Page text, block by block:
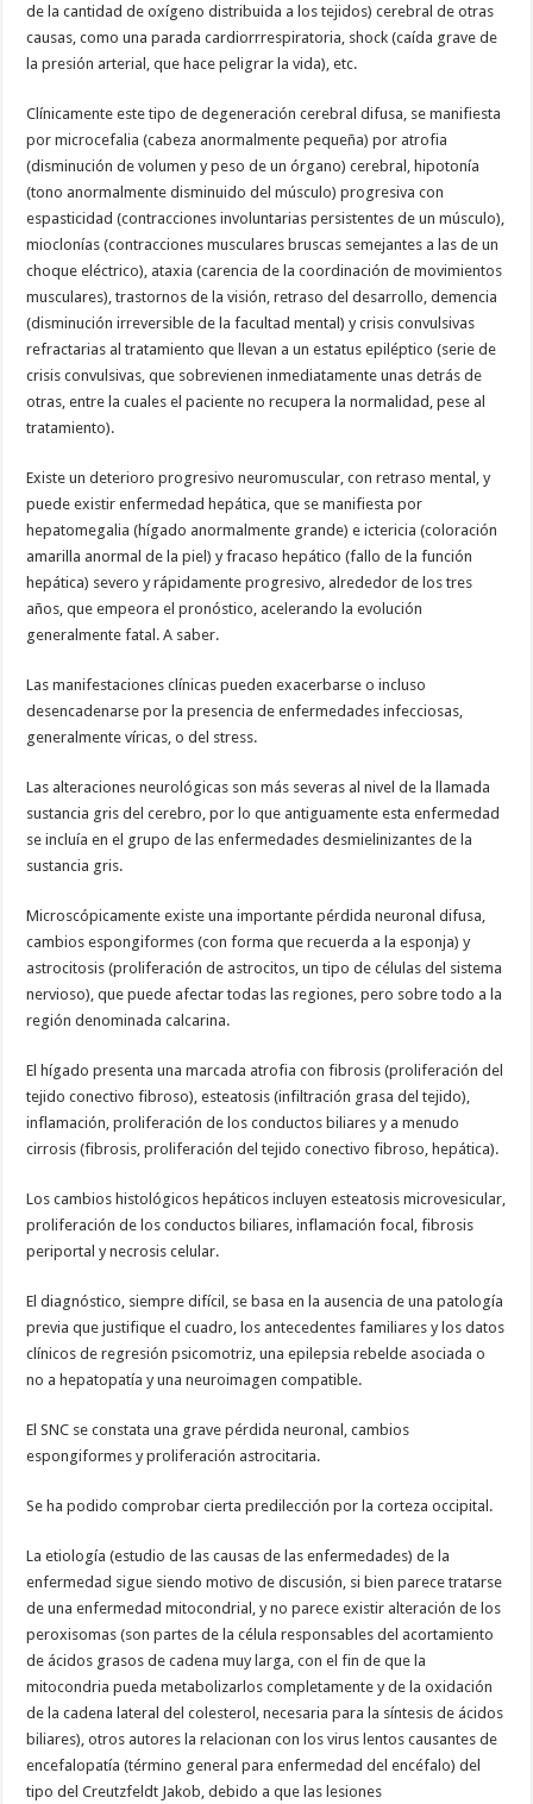
de la cantidad de oxígeno distribuida a los tejidos) cerebral de otras
causas, como una parada cardiorrrespiratoria, shock (caída grave de
la presión arterial, que hace peligrar la vida), etc.
Clínicamente este tipo de degeneración cerebral difusa, se manifiesta
por microcefalia (cabeza anormalmente pequeña) por atrofia
(disminución de volumen y peso de un órgano) cerebral, hipotonía
(tono anormalmente disminuido del músculo) progresiva con
espasticidad (contracciones involuntarias persistentes de un músculo),
mioclonías (contracciones musculares bruscas semejantes a las de un
choque eléctrico), ataxia (carencia de la coordinación de movimientos
musculares), trastornos de la visión, retraso del desarrollo, demencia
(disminución irreversible de la facultad mental) y crisis convulsivas
refractarias al tratamiento que llevan a un estatus epiléptico (serie de
crisis convulsivas, que sobrevienen inmediatamente unas detrás de
otras, entre la cuales el paciente no recupera la normalidad, pese al
tratamiento).
Existe un deterioro progresivo neuromuscular, con retraso mental, y
puede existir enfermedad hepática, que se manifiesta por
hepatomegalia (hígado anormalmente grande) e ictericia (coloración
amarilla anormal de la piel) y fracaso hepático (fallo de la función
hepática) severo y rápidamente progresivo, alrededor de los tres
años, que empeora el pronóstico, acelerando la evolución
generalmente fatal. A saber.
Las manifestaciones clínicas pueden exacerbarse o incluso
desencadenarse por la presencia de enfermedades infecciosas,
generalmente víricas, o del stress.
Las alteraciones neurológicas son más severas al nivel de la llamada
sustancia gris del cerebro, por lo que antiguamente esta enfermedad
se incluía en el grupo de las enfermedades desmielinizantes de la
sustancia gris.
Microscópicamente existe una importante pérdida neuronal difusa,
cambios espongiformes (con forma que recuerda a la esponja) y
astrocitosis (proliferación de astrocitos, un tipo de células del sistema
nervioso), que puede afectar todas las regiones, pero sobre todo a la
región denominada calcarina.
El hígado presenta una marcada atrofia con fibrosis (proliferación del
tejido conectivo fibroso), esteatosis (infiltración grasa del tejido),
inflamación, proliferación de los conductos biliares y a menudo
cirrosis (fibrosis, proliferación del tejido conectivo fibroso, hepática).
Los cambios histológicos hepáticos incluyen esteatosis microvesicular,
proliferación de los conductos biliares, inflamación focal, fibrosis
periportal y necrosis celular.
El diagnóstico, siempre difícil, se basa en la ausencia de una patología
previa que justifique el cuadro, los antecedentes familiares y los datos
clínicos de regresión psicomotriz, una epilepsia rebelde asociada o
no a hepatopatía y una neuroimagen compatible.
El SNC se constata una grave pérdida neuronal, cambios
espongiformes y proliferación astrocitaria.
Se ha podido comprobar cierta predilección por la corteza occipital.
La etiología (estudio de las causas de las enfermedades) de la
enfermedad sigue siendo motivo de discusión, si bien parece tratarse
de una enfermedad mitocondrial, y no parece existir alteración de los
peroxisomas (son partes de la célula responsables del acortamiento
de ácidos grasos de cadena muy larga, con el fin de que la
mitocondria pueda metabolizarlos completamente y de la oxidación
de la cadena lateral del colesterol, necesaria para la síntesis de ácidos
biliares), otros autores la relacionan con los virus lentos causantes de
encefalopatía (término general para enfermedad del encéfalo) del
tipo del Creutzfeldt Jakob, debido a que las lesiones